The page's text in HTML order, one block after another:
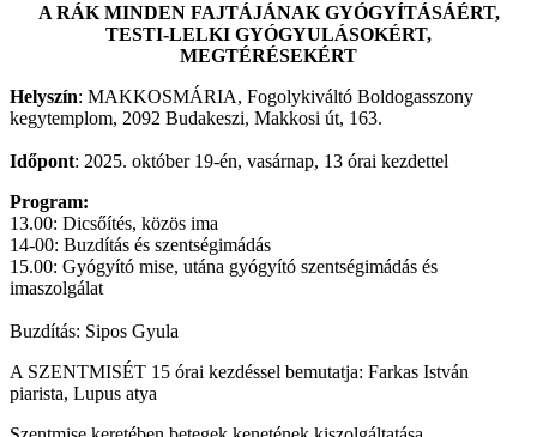
A RÁK MINDEN FAJTÁJÁNAK GYÓGYÍTÁSÁÉRT,
TESTI-LELKI GYÓGYULÁSOKÉRT,
MEGTÉRÉSEKÉRT
Helyszín: MAKKOSMÁRIA, Fogolykiváltó Boldogasszony
kegytemplom, 2092 Budakeszi, Makkosi út, 163.
Időpont: 2025. október 19-én, vasárnap, 13 órai kezdettel
Program:
13.00: Dicsőítés, közös ima
14-00: Buzdítás és szentségimádás
15.00: Gyógyító mise, utána gyógyító szentségimádás és
imaszolgálat
Buzdítás: Sipos Gyula
A SZENTMISÉT 15 órai kezdéssel bemutatja: Farkas István
piarista, Lupus atya